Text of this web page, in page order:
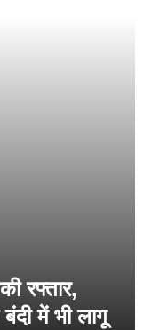
रफ्तार,
में भी लागू